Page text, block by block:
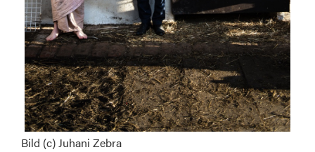
Bild (c) Juhani Zebra